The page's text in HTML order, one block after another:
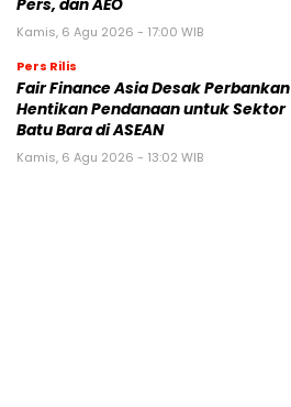
Pers, dan AEO
Kamis, 6 Agu 2026 - 17:00 WIB
Pers Rilis
Fair Finance Asia Desak Perbankan
Hentikan Pendanaan untuk Sektor
Batu Bara di ASEAN
Kamis, 6 Agu 2026 - 13:02 WIB